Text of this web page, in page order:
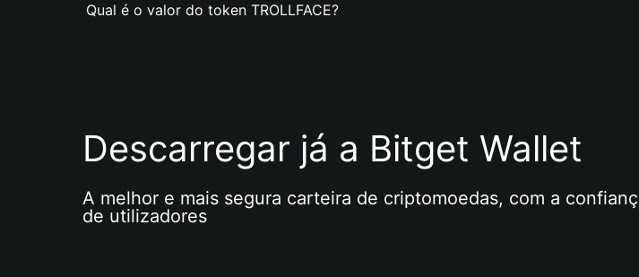
Qual é o valor do token TROLLFACE?
Descarregar já a Bitget Wallet
A melhor e mais segura carteira de criptomoedas, com a
de utilizadores